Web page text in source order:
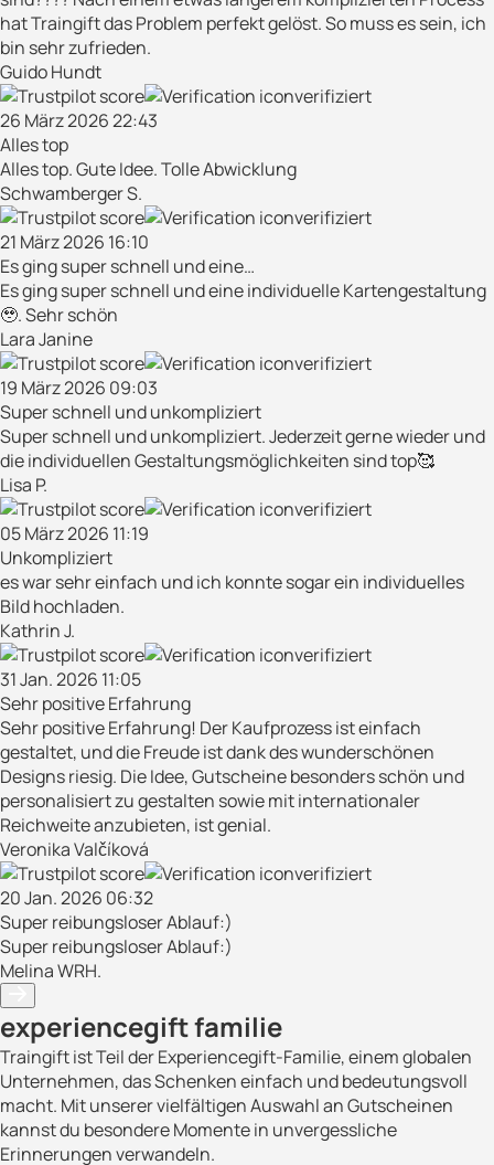
hat Traingift das Problem perfekt gelöst. So muss es sein, ich
bin sehr zufrieden.
Guido Hundt
verifiziert
26 März 2026 22:43
Alles top
Alles top. Gute Idee. Tolle Abwicklung
Schwamberger S.
verifiziert
21 März 2026 16:10
Es ging super schnell und eine…
Es ging super schnell und eine individuelle Kartengestaltung
🥹. Sehr schön
Lara Janine
verifiziert
19 März 2026 09:03
Super schnell und unkompliziert
Super schnell und unkompliziert. Jederzeit gerne wieder und
die individuellen Gestaltungsmöglichkeiten sind top🥰
Lisa P.
verifiziert
05 März 2026 11:19
Unkompliziert
es war sehr einfach und ich konnte sogar ein individuelles
Bild hochladen.
Kathrin J.
verifiziert
31 Jan. 2026 11:05
Sehr positive Erfahrung
Sehr positive Erfahrung! Der Kaufprozess ist einfach
gestaltet, und die Freude ist dank des wunderschönen
Designs riesig. Die Idee, Gutscheine besonders schön und
personalisiert zu gestalten sowie mit internationaler
Reichweite anzubieten, ist genial.
Veronika Valčíková
verifiziert
20 Jan. 2026 06:32
Super reibungsloser Ablauf:)
Super reibungsloser Ablauf:)
Melina WRH.
experiencegift familie
Traingift ist Teil der Experiencegift-Familie, einem globalen
Unternehmen, das Schenken einfach und bedeutungsvoll
macht. Mit unserer vielfältigen Auswahl an Gutscheinen
kannst du besondere Momente in unvergessliche
Erinnerungen verwandeln.